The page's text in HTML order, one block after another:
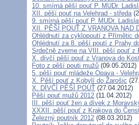
10. smírná pěší pouť P. MUDr.
XII. pěší pouť na Velehrad - středa
9. smírná pěší pouť P. MUDr.
XII. PĚŠÍ POUŤ Z VRANOVA NAD
Ohlédnutí za cyklopoutí z Přímětic
Ohlédnutí za 8. pěší poutí z Prahy
Srdečně zveme na VIII. pěší pouť z
X. dívčí pěší pouť z Vranova do
Foto z pěší pouti mužů (09.05.2012)
5. pěší pouť mládeže Opava -
X. Pěší pouť z Kobylí do Žarošic
X. DÍVČÍ PĚŠÍ POUŤ (27.04.2012)
Pěší pouť mužů 2012 (11.04.2012)
III. pěší pouť žen a dívek z
XXXII. pěší pouť z Krakova do
Železný poutník 2012 (08.03.2012)